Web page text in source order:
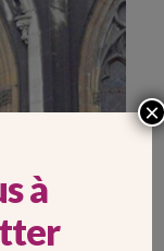
à
×